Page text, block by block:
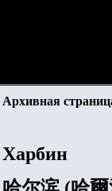
Архивная
Харбин